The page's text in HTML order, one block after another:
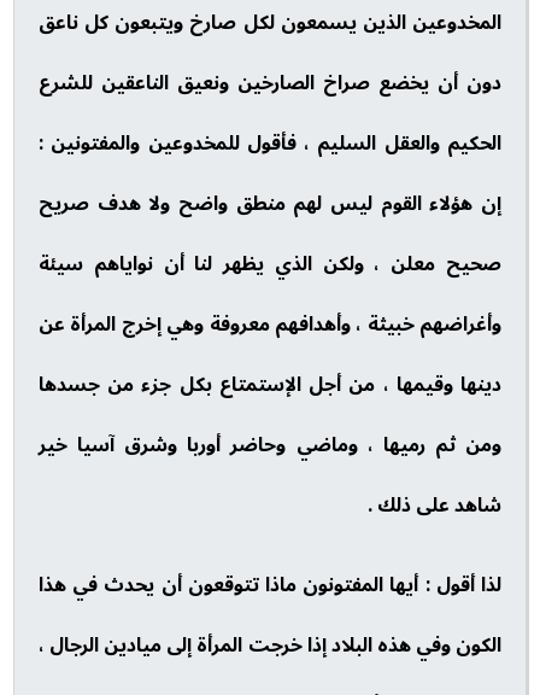
المخدوعين الذين يسمعون لكل صارخ ويتبعون كل ناعق
دون أن يخضع صراخ الصارخين ونعيق الناعقين للشرع
الحكيم والعقل السليم ، فأقول للمخدوعين والمفتونين :
إن هؤلاء القوم ليس لهم منطق واضح ولا هدف صريح
صحيح معلن ، ولكن الذي يظهر لنا أن نواياهم سيئة
وأغراضهم خبيثة ، وأهدافهم معروفة وهي إخرج المرأة عن
دينها وقيمها ، من أجل الإستمتاع بكل جزء من جسدها
ومن ثم رميها ، وماضي وحاضر أوربا وشرق آسيا خير
شاهد على ذلك .
لذا أقول : أيها المفتونون ماذا تتوقعون أن يحدث في هذا
الكون وفي هذه البلاد إذا خرجت المرأة إلى ميادين الرجال ،